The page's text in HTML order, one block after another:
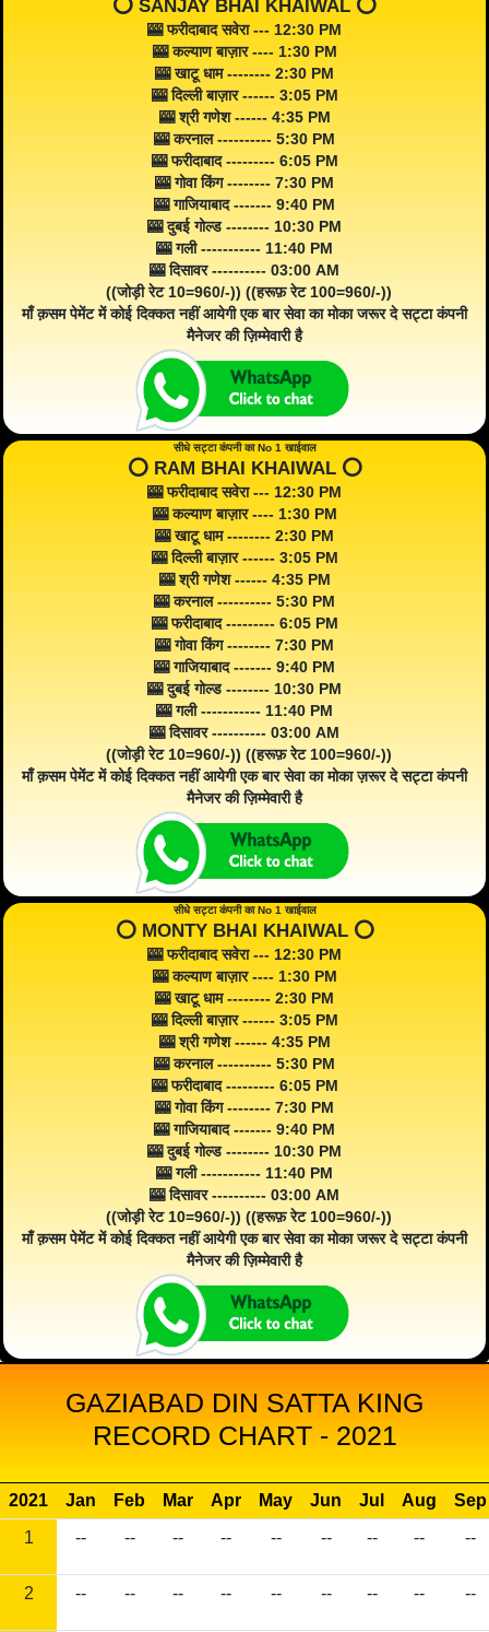
⭕️ SANJAY BHAI KHAIWAL ⭕️
🎰 फरीदाबाद सवेरा --- 12:30 PM
🎰 कल्याण बाज़ार ---- 1:30 PM
🎰 खाटू धाम -------- 2:30 PM
🎰 दिल्ली बाज़ार ------ 3:05 PM
🎰 श्री गणेश ------ 4:35 PM
🎰 करनाल ---------- 5:30 PM
🎰 फरीदाबाद --------- 6:05 PM
🎰 गोवा किंग -------- 7:30 PM
🎰 गाजियाबाद ------- 9:40 PM
🎰 दुबई गोल्ड -------- 10:30 PM
🎰 गली ----------- 11:40 PM
🎰 दिसावर ---------- 03:00 AM
((जोड़ी रेट 10=960/-)) ((हरूफ़ रेट 100=960/-))
माँ क़सम पेमेंट में कोई दिक्कत नहीं आयेगी एक बार सेवा का मोका जरूर दे सट्टा कंपनी
मैनेजर की ज़िम्मेवारी है
सीधे सट्टा कंपनी का No 1 खाईवाल
⭕️ RAM BHAI KHAIWAL ⭕️
🎰 फरीदाबाद सवेरा --- 12:30 PM
🎰 कल्याण बाज़ार ---- 1:30 PM
🎰 खाटू धाम -------- 2:30 PM
🎰 दिल्ली बाज़ार ------ 3:05 PM
🎰 श्री गणेश ------ 4:35 PM
🎰 करनाल ---------- 5:30 PM
🎰 फरीदाबाद --------- 6:05 PM
🎰 गोवा किंग -------- 7:30 PM
🎰 गाजियाबाद ------- 9:40 PM
🎰 दुबई गोल्ड -------- 10:30 PM
🎰 गली ----------- 11:40 PM
🎰 दिसावर ---------- 03:00 AM
((जोड़ी रेट 10=960/-)) ((हरूफ़ रेट 100=960/-))
माँ क़सम पेमेंट में कोई दिक्कत नहीं आयेगी एक बार सेवा का मोका ज़रूर दे सट्टा कंपनी
मैनेजर की ज़िम्मेवारी है
सीधे सट्टा कंपनी का No 1 खाईवाल
⭕️ MONTY BHAI KHAIWAL ⭕️
🎰 फरीदाबाद सवेरा --- 12:30 PM
🎰 कल्याण बाज़ार ---- 1:30 PM
🎰 खाटू धाम -------- 2:30 PM
🎰 दिल्ली बाज़ार ------ 3:05 PM
🎰 श्री गणेश ------ 4:35 PM
🎰 करनाल ---------- 5:30 PM
🎰 फरीदाबाद --------- 6:05 PM
🎰 गोवा किंग -------- 7:30 PM
🎰 गाजियाबाद ------- 9:40 PM
🎰 दुबई गोल्ड -------- 10:30 PM
🎰 गली ----------- 11:40 PM
🎰 दिसावर ---------- 03:00 AM
((जोड़ी रेट 10=960/-)) ((हरूफ़ रेट 100=960/-))
माँ क़सम पेमेंट में कोई दिक्कत नहीं आयेगी एक बार सेवा का मोका जरूर दे सट्टा कंपनी
मैनेजर की ज़िम्मेवारी है
GAZIABAD DIN SATTA KING
RECORD CHART - 2021
2021 Jan Feb Mar Apr May Jun Jul Aug
Sep
1
-- -- -- -- -- -- -- -- --
2 -- -- -- -- -- -- -- -- --